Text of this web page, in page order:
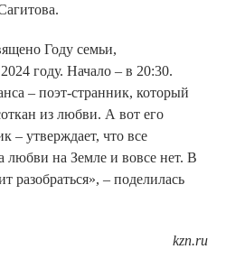
Году семьи,
году. Начало – в 20:30.
– поэт-странник, который
из любви. А вот его
– утверждает, что все
любви на Земле и вовсе нет. В
разобраться», – поделилась
kzn.ru